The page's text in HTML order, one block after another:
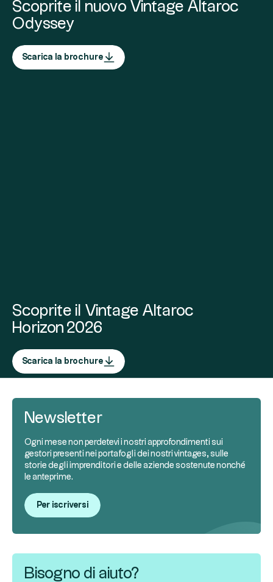
Scoprite il nuovo Vintage Altaroc
Odyssey
Scarica la brochure
Scoprite il Vintage Altaroc
Horizon 2026
Scarica la brochure
Newsletter
Ogni mese non perdetevi i nostri approfondimenti sui
gestori presenti nei portafogli dei nostri vintages, sulle
storie degli imprenditori e delle aziende sostenute nonché
le anteprime.
Per iscriversi
Bisogno di aiuto?